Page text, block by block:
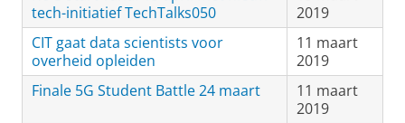
tech-initiatief TechTalks050
2019
CIT gaat data scientists voor
overheid opleiden
11 maart
2019
Finale 5G Student Battle 24 maart
11 maart
2019